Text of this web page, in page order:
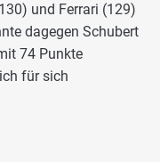
und Ferrari (129)
dagegen Schubert
74 Punkte
für sich